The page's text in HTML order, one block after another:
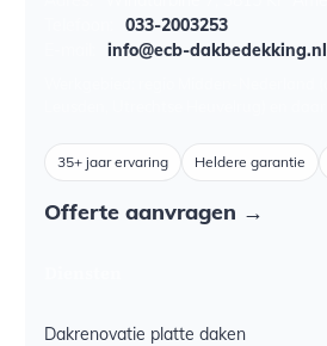
033-2003253
info@ecb-dakbedekking.nl
35+ jaar ervaring Heldere garantie
Offerte aanvragen →
Dakrenovatie platte daken